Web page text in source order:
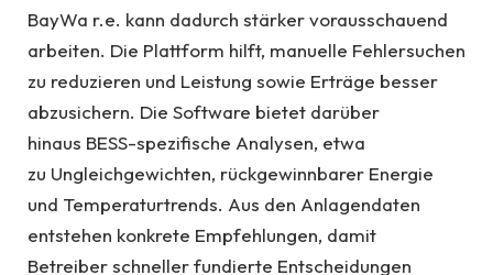
BayWa r.e. kann dadurch stärker vorausschauend
arbeiten. Die Plattform hilft, manuelle Fehlersuchen
zu reduzieren und Leistung sowie Erträge besser
abzusichern. Die Software bietet darüber
hinaus BESS-spezifische Analysen, etwa
zu Ungleichgewichten, rückgewinnbarer Energie
und Temperaturtrends. Aus den Anlagendaten
entstehen konkrete Empfehlungen, damit
Betreiber schneller fundierte Entscheidungen